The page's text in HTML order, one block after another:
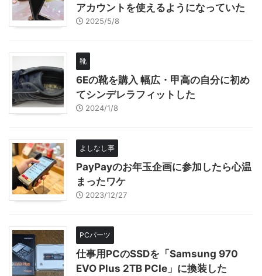
アカウントを使えるようになっていた
2025/5/8
靴
6Eの靴を購入 幅広・甲高の自分に初め
てシンデレラフィットした
2024/1/8
よしなし事
PayPayのお年玉企画に参加したら心温
まったワケ
2023/12/27
PCパーツ
仕事用PCのSSDを「Samsung 970
EVO Plus 2TB PCIe」に換装した